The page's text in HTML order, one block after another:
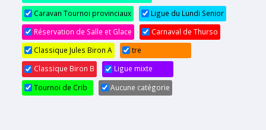
Caravan Tournoi provinciaux
Ligue du Lundi Senior
Réservation de Salle et Glace
Carnaval de Thurso
Classique Jules Biron A
tre
Classique Biron B
Ligue mixte
Tournoi de Crib
Aucune catégorie